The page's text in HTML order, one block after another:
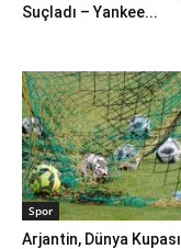
Suçladı – Yankee...
Spor
Arjantin, Dünya Kupası